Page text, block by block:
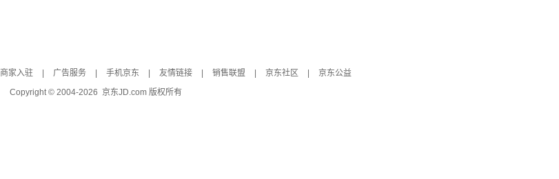
商家入驻 广告服务 手机京东 友情链接 销售联盟 京东社区
京东公益
Copyright © 2004-2026 京东JD.com 版权所有